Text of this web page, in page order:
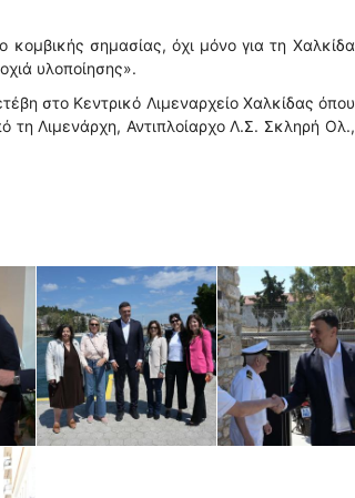
σημασίας, όχι μόνο για τη Χαλκίδα
υλοποίησης».
στο Κεντρικό Λιμεναρχείο Χαλκίδας όπου
τη Λιμενάρχη, Αντιπλοίαρχο Λ.Σ. Σκληρή Ολ.,